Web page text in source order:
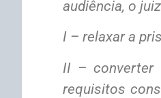
audiência, o
I – relaxar a
II – converter
requisitos